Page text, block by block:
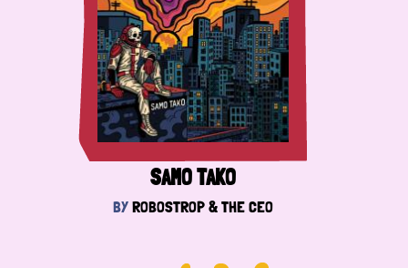
SAMO TAKO
BYROBOSTROP & THE CEO